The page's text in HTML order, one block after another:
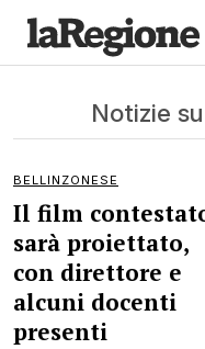
Notizie
BELLINZONESE
Il film
sarà proiettato,
con direttore e
alcuni docenti
presenti